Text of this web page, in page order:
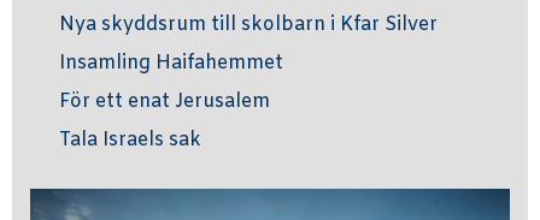
Nya skyddsrum till skolbarn i Kfar Silver
Insamling Haifahemmet
För ett enat Jerusalem
Tala Israels sak